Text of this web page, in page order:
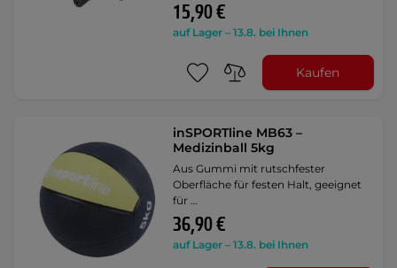
15,90 €
auf Lager – 13.8. bei Ihnen
Kaufen
inSPORTline MB63 –
Medizinball 5kg
Aus Gummi mit rutschfester
Oberfläche für festen Halt, geeignet
für …
36,90 €
auf Lager – 13.8. bei Ihnen